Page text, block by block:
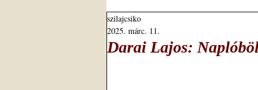
Darai Lajos:
szilajcsiko
2025. márc. 11.